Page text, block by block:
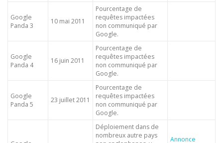
Google
Panda 3
10 mai 2011
Pourcentage de
requêtes impactées
non communiqué par
Google.
Google
Panda 4
16 juin 2011
Pourcentage de
requêtes impactées
non communiqué par
Google.
Google
Panda 5
23 juillet 2011
Pourcentage de
requêtes impactées
non communiqué par
Google.
Déploiement dans de
nombreux autre pays
Annonce